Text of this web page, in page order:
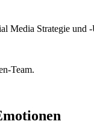
Media Strategie und
Team.